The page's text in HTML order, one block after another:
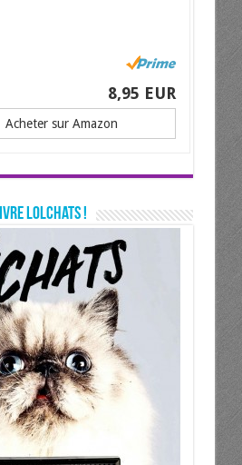
8,95 EUR
Acheter sur Amazon
LolChats !